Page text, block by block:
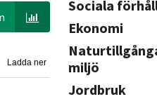
Ladda ner
Sociala
Ekonomi
miljö
Jordbruk